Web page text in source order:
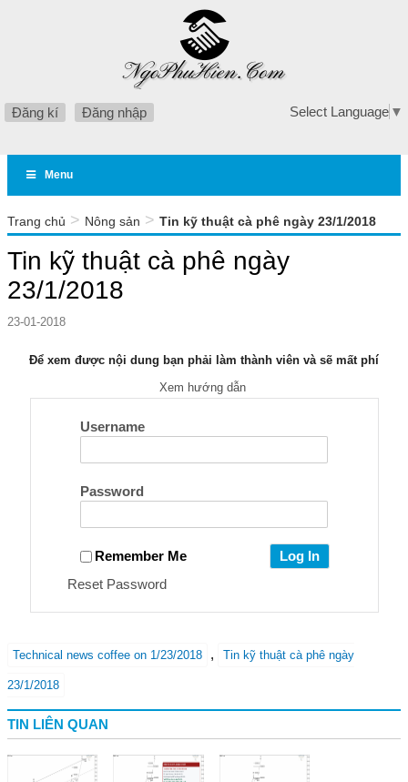
Đăng kí Đăng nhập Select Language ▼
Menu
Trang chủ > Nông sản > Tin kỹ thuật cà phê ngày 23/1/2018
Tin kỹ thuật cà phê ngày
23/1/2018
23-01-2018
Để xem được nội dung bạn phải làm thành viên và sẽ mất phí
Xem hướng dẫn
Username
Password
Remember Me
Reset Password
Technical news coffee on 1/23/2018 , Tin kỹ thuật cà phê ngày
23/1/2018
TIN LIÊN QUAN